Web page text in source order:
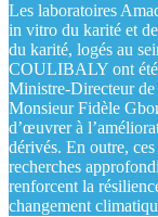
Les laboratoires
in vitro du karité et
du karité, logés au
COULIBALY ont été
Ministre-Directeur de
Monsieur Fidèle
d’œuvrer à
dérivés. En outre,
recherches
renforcent la
changement